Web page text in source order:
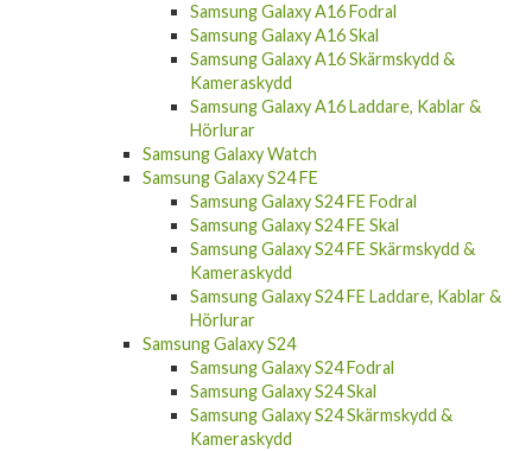
Samsung Galaxy A16 Fodral
Samsung Galaxy A16 Skal
Samsung Galaxy A16 Skärmskydd &
Kameraskydd
Samsung Galaxy A16 Laddare, Kablar &
Hörlurar
Samsung Galaxy Watch
Samsung Galaxy S24 FE
Samsung Galaxy S24 FE Fodral
Samsung Galaxy S24 FE Skal
Samsung Galaxy S24 FE Skärmskydd &
Kameraskydd
Samsung Galaxy S24 FE Laddare, Kablar &
Hörlurar
Samsung Galaxy S24
Samsung Galaxy S24 Fodral
Samsung Galaxy S24 Skal
Samsung Galaxy S24 Skärmskydd &
Kameraskydd